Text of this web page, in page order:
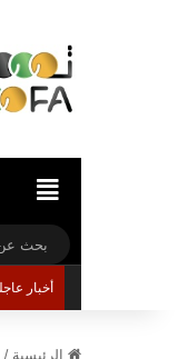
أخبار
الرئيسية /